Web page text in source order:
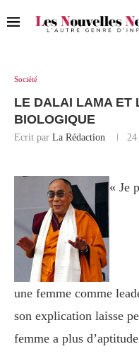
Société
LE DALAI LAMA ET
BIOLOGIQUE
Ecrit par La Rédaction
« Je
une femme comme
son explication laisse
femme a plus